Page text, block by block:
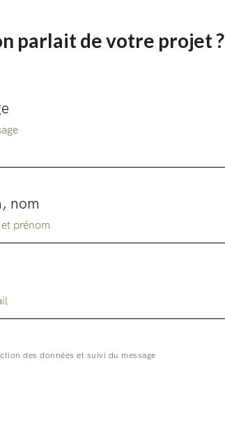
parlait de votre projet ?
nom
des données et suivi du message